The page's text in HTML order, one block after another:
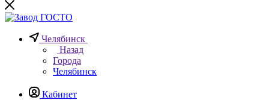
Челябинск
Назад
Города
Челябинск
Кабинет